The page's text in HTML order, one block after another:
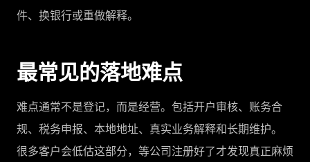
件、换银行或重做解释。
最常见的落地难点
难点通常不是登记，而是经营。包括开户审核、账务合
规、税务申报、本地地址、真实业务解释和长期维护。
很多客户会低估这部分，等公司注册好了才发现真正麻烦